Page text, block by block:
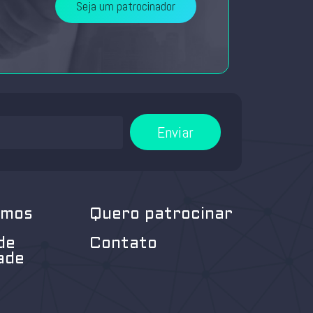
Seja um patrocinador
Enviar
Quero patrocinar
Contato